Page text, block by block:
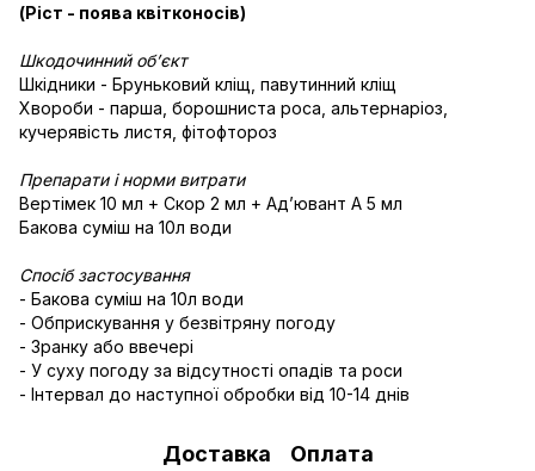
(Ріст - поява квітконосів)
Шкодочинний об’єкт
Шкідники - Бруньковий кліщ, павутинний кліщ
Хвороби - парша, борошниста роса, альтернаріоз,
кучерявість листя, фітофтороз
Препарати і норми витрати
Вертімек 10 мл + Скор 2 мл + Адʼювант А 5 мл
Бакова суміш на 10л води
Спосіб застосування
- Бакова суміш на 10л води
- Обприскування у безвітряну погоду
- Зранку або ввечері
- У суху погоду за відсутності опадів та роси
- Інтервал до наступної обробки від 10-14 днів
Доставка Оплата